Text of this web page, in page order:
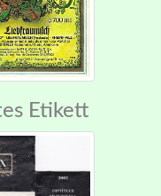
Etikett